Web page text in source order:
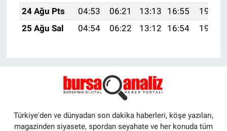
24 Ağu Pts
04:53 06:21 13:13 16:55
19:54
25 Ağu Sal
04:54 06:22 13:12 16:54 19:53
Türkiye'den ve dünyadan son dakika haberleri, köşe yazıları,
magazinden siyasete, spordan seyahate ve her konuda tüm